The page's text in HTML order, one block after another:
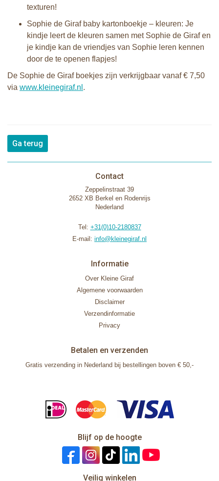
texturen!
Sophie de Giraf baby kartonboekje – kleuren: Je
kindje leert de kleuren samen met Sophie de Giraf en
je kindje kan de vriendjes van Sophie leren kennen
door de te openen flapjes!
De Sophie de Giraf boekjes zijn verkrijgbaar vanaf € 7,50
via www.kleinegiraf.nl .
Ga terug
Contact
Zeppelinstraat 39
2652 XB Berkel en Rodenrijs
Nederland
Tel: +31(0)10-2180837
E-mail: info@kleinegiraf.nl
Informatie
Over Kleine Giraf
Algemene voorwaarden
Disclaimer
Verzendinformatie
Privacy
Betalen en verzenden
Gratis verzending in Nederland bij bestellingen boven € 50,-
Blijf op de hoogte
Veilig winkelen